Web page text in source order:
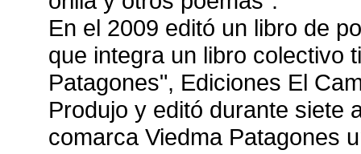
En el 2009 editó un libro de
que integra un libro colectivo
Patagones", Ediciones El
Produjo y editó durante siete
comarca Viedma Patagones